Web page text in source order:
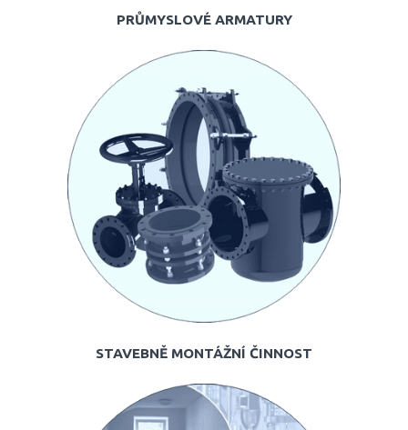
PRŮMYSLOVÉ ARMATURY
STAVEBNĚ MONTÁŽNÍ ČINNOST